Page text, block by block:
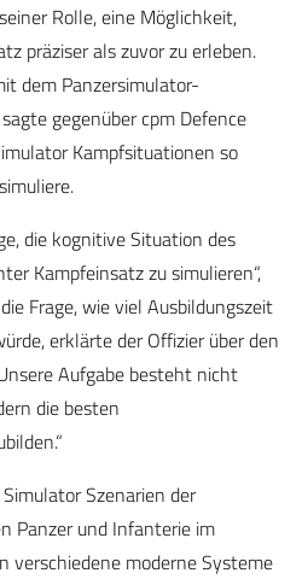
Rolle, eine Möglichkeit,
präziser als zuvor zu erleben.
dem Panzersimulator-
gegenüber cpm Defence
Kampfsituationen so
die kognitive Situation des
Kampfeinsatz zu simulieren“,
Frage, wie viel Ausbildungszeit
erklärte der Offizier über den
Aufgabe besteht nicht
die besten
Szenarien der
Panzer und Infanterie im
verschiedene moderne Systeme